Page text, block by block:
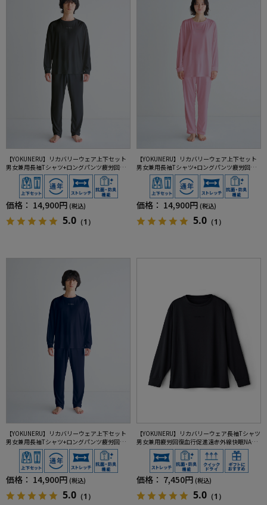
【YOKUNERU】リカバリーウェア上下セット
男女兼用長袖Tシャツ+ロングパンツ疲労回復
血行促進遠赤外線快眠NANOMIX(R)【一般医療
機器】SS～LLサイズ
価格： 14,900円 (税込)
5.0 （1）
【YOKUNERU】リカバリーウェア上下セット
男女兼用長袖Tシャツ+ロングパンツ疲労回復
血行促進遠赤外線快眠NANOMIX(R)【一般医療
機器】SS～LLサイズ
価格： 14,900円 (税込)
5.0 （1）
【YOKUNERU】リカバリーウェア上下セット
男女兼用長袖Tシャツ+ロングパンツ疲労回復
血行促進遠赤外線快眠NANOMIX(R)【一般医療
機器】SS～LLサイズ
価格： 14,900円 (税込)
5.0 （1）
【YOKUNERU】リカバリーウェア長袖Tシャツ
男女兼用疲労回復血行促進遠赤外線快眠NANO
MIX(R)【一般医療機器】SS～LLサイズ
価格： 7,450円 (税込)
5.0 （1）